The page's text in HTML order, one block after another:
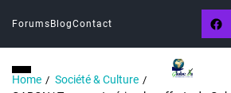
Forums BlogContact
Home
Société & Culture